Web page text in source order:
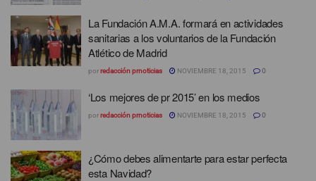
La Fundación A.M.A. formará en actividades
sanitarias a los voluntarios de la Fundación
Atlético de Madrid
porredacción prnoticias NOVIEMBRE 18, 2015 0
‘Los mejores de pr 2015’ en los medios
porredacción prnoticias NOVIEMBRE 18, 2015 0
¿Cómo debes alimentarte para estar perfecta
esta Navidad?